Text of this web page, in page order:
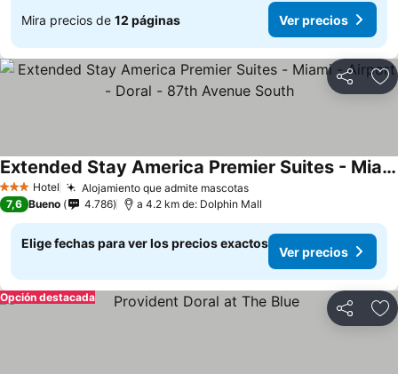
Mira precios de 12 páginas Ver precios
Compartir
3 Estrellas
Hotel Alojamiento que admite mascotasVer precios
Extended Stay America Premier Suites - Miami - Airport - Doral - 87th Avenue South
Ver precios
7,6 Bueno 4.786 a 4.2 km de: Dolphin Mall
Elige fechas para ver los precios exactos
Ver precios
Compartir
Opción destacada